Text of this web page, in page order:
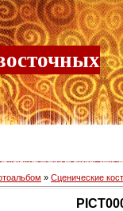
» Сценические